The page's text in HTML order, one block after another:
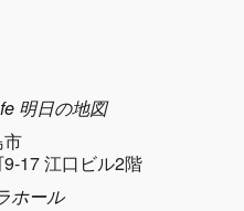
明日の地図
市
17 江口ビル2階
ホール